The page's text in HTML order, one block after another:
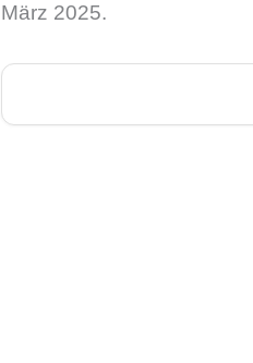
März 2025.